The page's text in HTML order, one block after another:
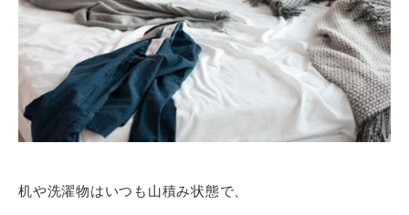
机や洗濯物はいつも山積み状態で、